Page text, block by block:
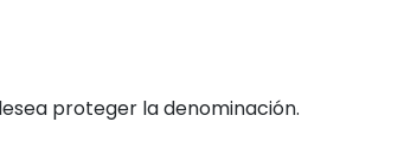
proteger la denominación.